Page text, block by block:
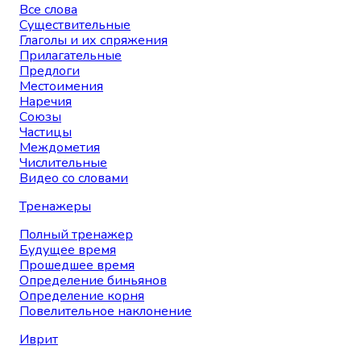
Все слова
Существительные
Глаголы и их спряжения
Прилагательные
Предлоги
Местоимения
Наречия
Союзы
Частицы
Междометия
Числительные
Видео со словами
Тренажеры
Полный тренажер
Будущее время
Прошедшее время
Определение биньянов
Определение корня
Повелительное наклонение
Иврит